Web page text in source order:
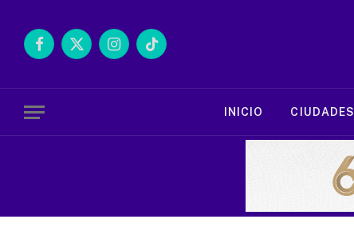
Facebook
X
InstagramTikTok
INICIO CIUDADES